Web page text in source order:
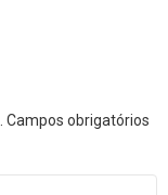
Campos obrigatórios